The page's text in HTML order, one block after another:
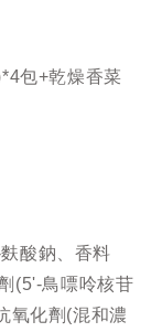
包+乾燥香菜
酸鈉、香料
(5'-鳥嘌呤核苷
氧化劑(混和濃